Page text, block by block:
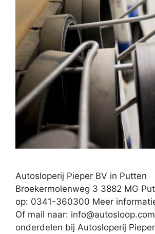
Autosloperij Pieper BV in Putten
Broekermolenweg 3 3882 MG
op: 0341-360300 Meer
Of mail naar: info@autosloop.com
onderdelen bij Autosloperij